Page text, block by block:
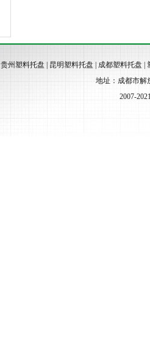
贵州塑料托盘 昆明塑料托盘 成都塑料托盘
地址：成都市解
2007-